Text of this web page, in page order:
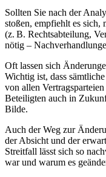
Sollten Sie nach der
stoßen, empfiehlt es sich,
(z. B. Rechtsabteilung,
nötig –
Oft lassen sich
Wichtig ist, dass
von allen
Beteiligten auch in
Bilde.
Auch der Weg zur
der Absicht und der
Streitfall lässt sich so
war und warum es